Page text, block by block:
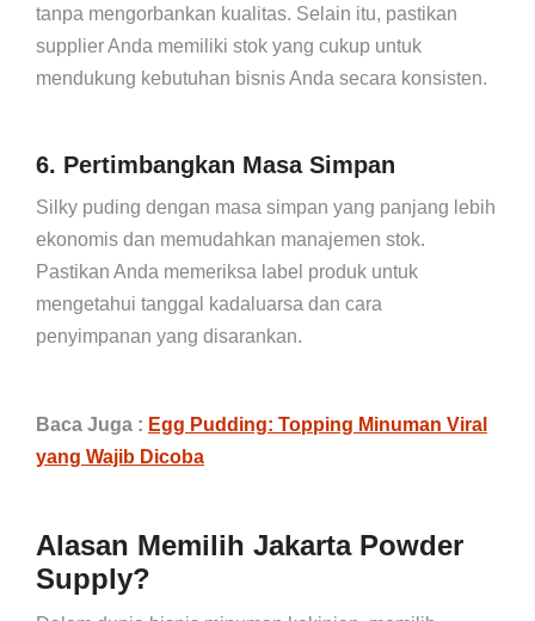
tanpa mengorbankan kualitas. Selain itu, pastikan
supplier Anda memiliki stok yang cukup untuk
mendukung kebutuhan bisnis Anda secara konsisten.
6. Pertimbangkan Masa Simpan
Silky puding dengan masa simpan yang panjang lebih
ekonomis dan memudahkan manajemen stok.
Pastikan Anda memeriksa label produk untuk
mengetahui tanggal kadaluarsa dan cara
penyimpanan yang disarankan.
Baca Juga : Egg Pudding: Topping Minuman Viral
yang Wajib Dicoba
Alasan Memilih Jakarta Powder
Supply?